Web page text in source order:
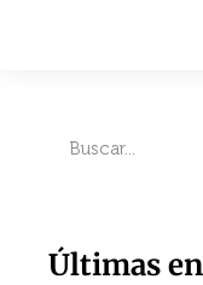
Últimas